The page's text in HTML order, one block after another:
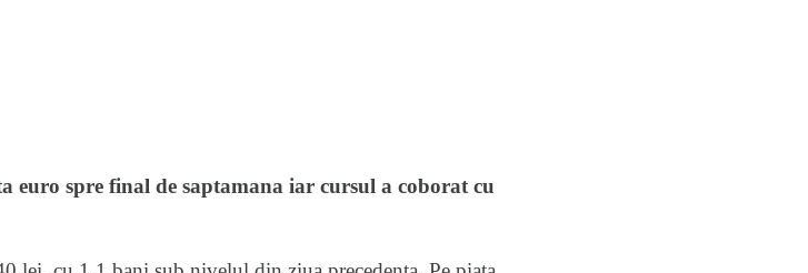
euro spre final de saptamana iar cursul a coborat cu